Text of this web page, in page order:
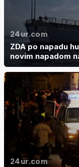
24ur.com
ZDA po napadu
novim napadom
24ur.com